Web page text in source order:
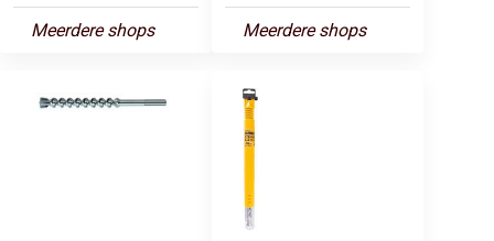
Meerdere shops Meerdere shops